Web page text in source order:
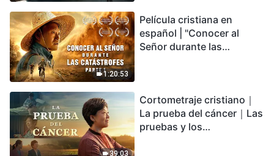
podemos sobrevivir?
1:20:53
Película cristiana en
español | "Conocer al
Señor durante las
encontrarás refugio?
39:03
Cortometraje cristiano｜
La prueba del cáncer｜Las
pruebas y los